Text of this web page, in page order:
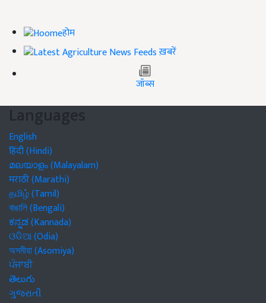
होम
ख़बरें
जॉब्स
Languages
English
हिंदी (Hindi)
മലയാളം (Malayalam)
मराठी (Marathi)
தமிழ் (Tamil)
বাঙালি (Bengali)
ಕನ್ನಡ (Kannada)
ଓଡିଆ (Odia)
অসমীয়া (Asomiya)
ਪੰਜਾਬੀ
తెలుగు
ગુજરાતી